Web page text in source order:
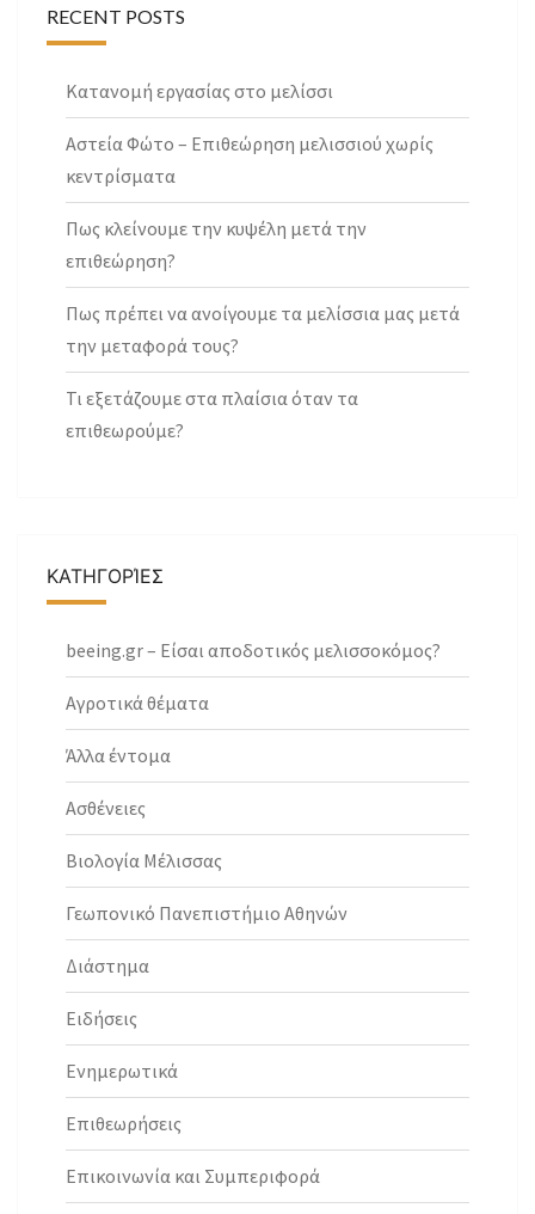
RECENT POSTS
Κατανομή εργασίας στο μελίσσι
Αστεία Φώτο – Επιθεώρηση μελισσιού χωρίς
κεντρίσματα
Πως κλείνουμε την κυψέλη μετά την
επιθεώρηση?
Πως πρέπει να ανοίγουμε τα μελίσσια μας μετά
την μεταφορά τους?
Τι εξετάζουμε στα πλαίσια όταν τα
επιθεωρούμε?
ΚΑΤΗΓΟΡΊΕΣ
beeing.gr – Είσαι αποδοτικός μελισσοκόμος?
Αγροτικά θέματα
Άλλα έντομα
Ασθένειες
Βιολογία Μέλισσας
Γεωπονικό Πανεπιστήμιο Αθηνών
Διάστημα
Ειδήσεις
Ενημερωτικά
Επιθεωρήσεις
Επικοινωνία και Συμπεριφορά